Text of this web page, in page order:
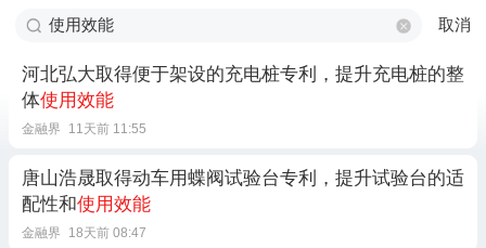
取消
河北弘大取得便于架设的充电桩专利，提升充电桩的整
体使用效能
金融界 11天前 11:55
唐山浩晟取得动车用蝶阀试验台专利，提升试验台的适
配性和使用效能
金融界 18天前 08:47